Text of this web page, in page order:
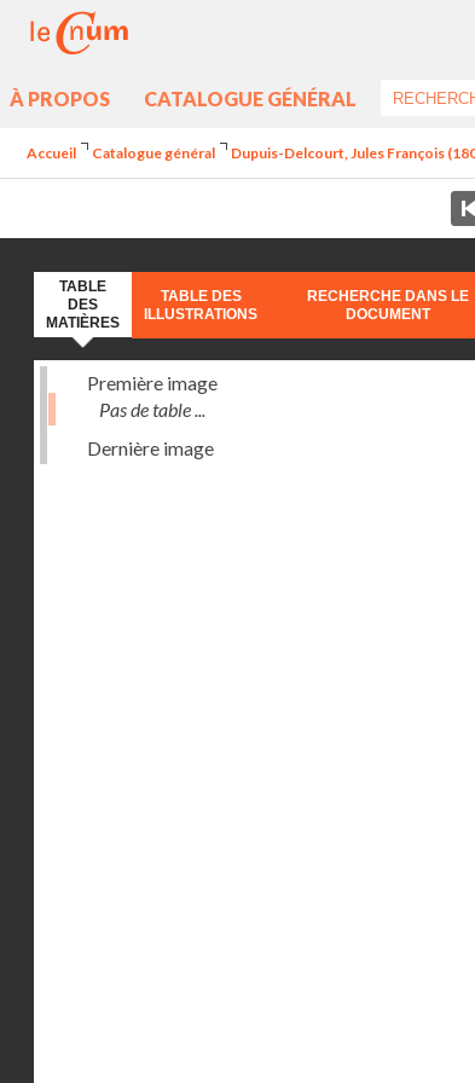
À PROPOS CATALOGUE GÉNÉRAL
Accueil Catalogue général Dupuis-Delcourt, Jules François
TABLE
DES
MATIÈRES
TABLE DES
ILLUSTRATIONS
RECHERCHE DANS LE
DOCUMENT
Première image
Pas de table ...
Dernière image